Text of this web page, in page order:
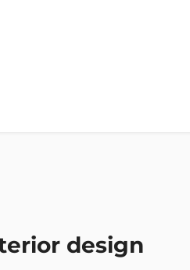
design